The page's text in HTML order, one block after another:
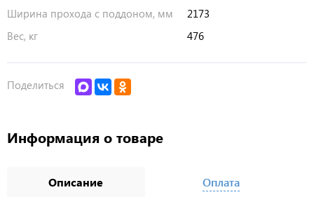
Ширина прохода с поддоном, мм
2173
Вес, кг
476
Поделиться
Информация о товаре
Описание Оплата